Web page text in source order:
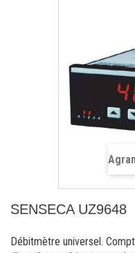
SENSECA UZ9648
Débitmètre universel.